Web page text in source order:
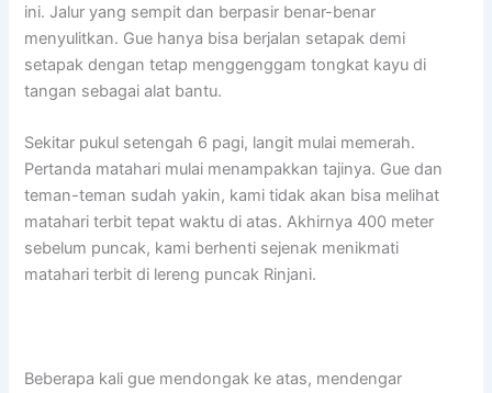
ini. Jalur yang sempit dan berpasir benar-benar
menyulitkan. Gue hanya bisa berjalan setapak demi
setapak dengan tetap menggenggam tongkat kayu di
tangan sebagai alat bantu.
Sekitar pukul setengah 6 pagi, langit mulai memerah.
Pertanda matahari mulai menampakkan tajinya. Gue dan
teman-teman sudah yakin, kami tidak akan bisa melihat
matahari terbit tepat waktu di atas. Akhirnya 400 meter
sebelum puncak, kami berhenti sejenak menikmati
matahari terbit di lereng puncak Rinjani.
Beberapa kali gue mendongak ke atas, mendengar